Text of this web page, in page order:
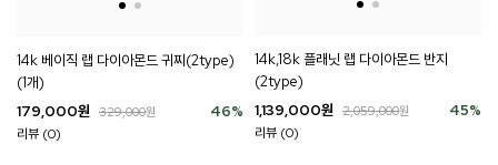
14k 베이직 랩 다이아몬드 귀찌(2type)
(1개)
46%
179,000원 329,000원
리뷰 (0)
14k,18k 플래닛 랩 다이아몬드 반지
(2type)
45%
1,139,000원 2,059,000원
리뷰 (0)